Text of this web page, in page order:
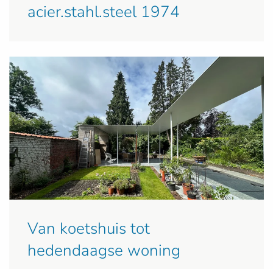
acier.stahl.steel 1974
Van koetshuis tot
hedendaagse woning